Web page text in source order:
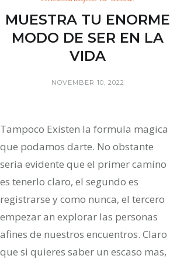
MUESTRA TU ENORME
MODO DE SER EN LA
VIDA
NOVEMBER 10, 2022
Tampoco Existen la formula magica
que podamos darte. No obstante
seri­a evidente que el primer camino
es tenerlo claro, el segundo es
registrarse y como nunca, el tercero
empezar an explorar las personas
afines de nuestros encuentros. Claro
que si quieres saber un escaso mas,